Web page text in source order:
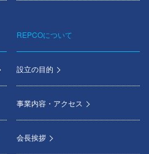
REPCOについて
設立の目的
事業内容・アクセス
会長挨拶